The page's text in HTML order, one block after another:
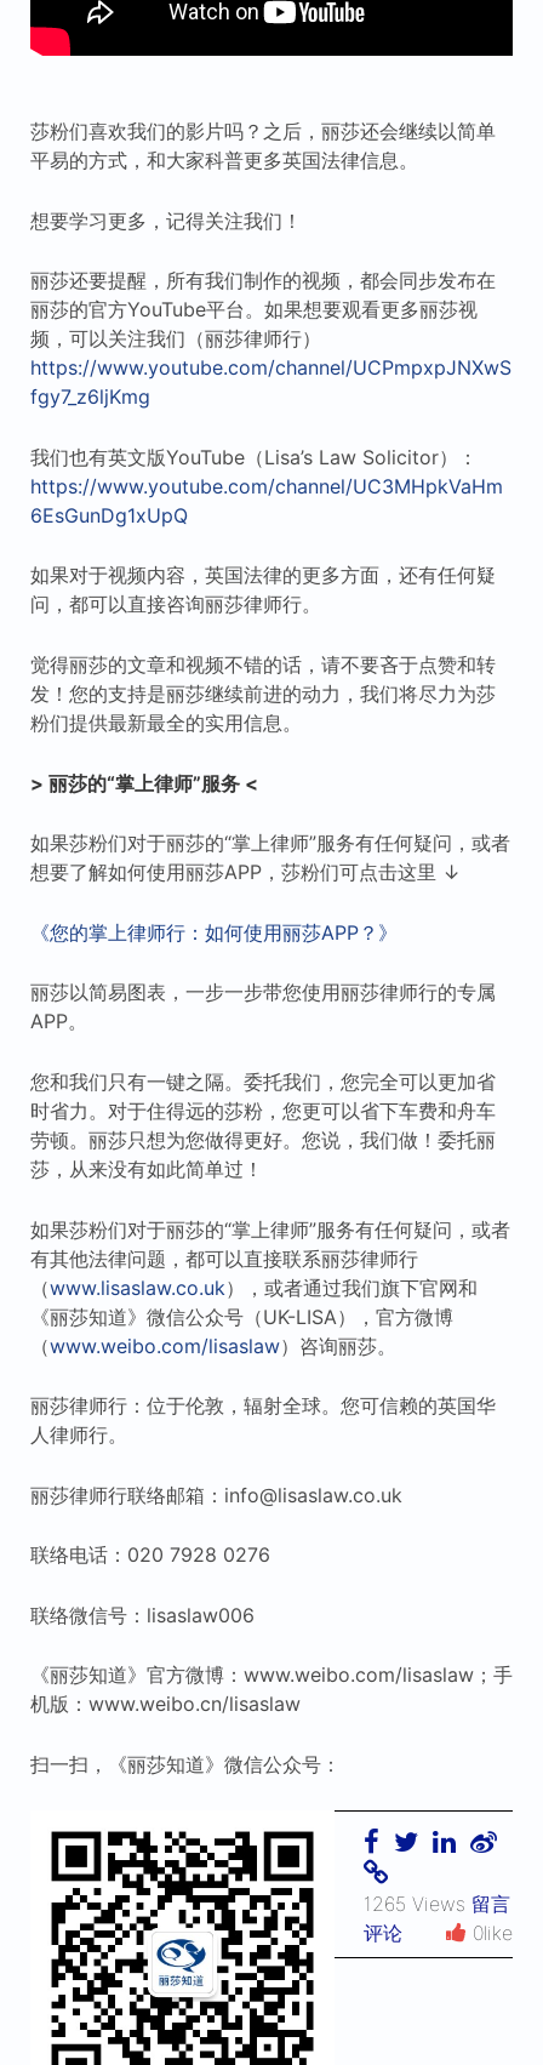
莎粉们喜欢我们的影片吗？之后，丽莎还会继续以简单
平易的方式，和大家科普更多英国法律信息。
想要学习更多，记得关注我们！
丽莎还要提醒，所有我们制作的视频，都会同步发布在
丽莎的官方YouTube平台。如果想要观看更多丽莎视
频，可以关注我们（丽莎律师行）
https://www.youtube.com/channel/UCPmpxpJNXwS
fgy7_z6ljKmg
我们也有英文版YouTube（Lisa’s Law Solicitor）：
https://www.youtube.com/channel/UC3MHpkVaHm
6EsGunDg1xUpQ
如果对于视频内容，英国法律的更多方面，还有任何疑
问，都可以直接咨询丽莎律师行。
觉得丽莎的文章和视频不错的话，请不要吝于点赞和转
发！您的支持是丽莎继续前进的动力，我们将尽力为莎
粉们提供最新最全的实用信息。
> 丽莎的“掌上律师”服务 <
如果莎粉们对于丽莎的“掌上律师”服务有任何疑问，或者
想要了解如何使用丽莎APP，莎粉们可点击这里 ↓
《您的掌上律师行：如何使用丽莎APP？》
丽莎以简易图表，一步一步带您使用丽莎律师行的专属
APP。
您和我们只有一键之隔。委托我们，您完全可以更加省
时省力。对于住得远的莎粉，您更可以省下车费和舟车
劳顿。丽莎只想为您做得更好。您说，我们做！委托丽
莎，从来没有如此简单过！
如果莎粉们对于丽莎的“掌上律师”服务有任何疑问，或者
有其他法律问题，都可以直接联系丽莎律师行
（www.lisaslaw.co.uk），或者通过我们旗下官网和
《丽莎知道》微信公众号（UK-LISA），官方微博
（www.weibo.com/lisaslaw）咨询丽莎。
丽莎律师行：位于伦敦，辐射全球。您可信赖的英国华
人律师行。
丽莎律师行联络邮箱：info@lisaslaw.co.uk
联络电话：020 7928 0276
联络微信号：lisaslaw006
《丽莎知道》官方微博：www.weibo.com/lisaslaw；手
机版：www.weibo.cn/lisaslaw
扫一扫，《丽莎知道》微信公众号：
1265 Views 留言
评论
0like